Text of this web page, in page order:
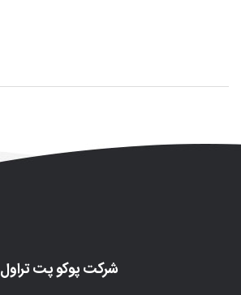
شرکت پوکو پت تراول